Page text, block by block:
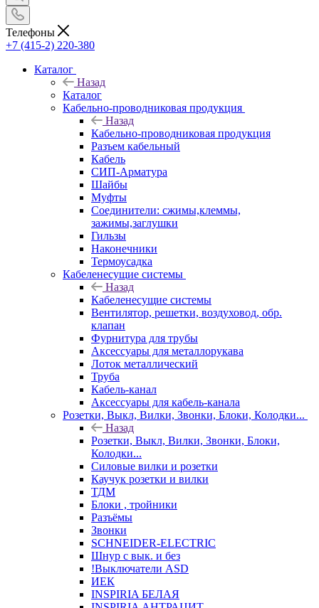
Телефоны
+7 (415-2) 220-380
Каталог
Назад
Каталог
Кабельно-проводниковая продукция
Назад
Кабельно-проводниковая продукция
Разъем кабельный
Кабель
СИП-Арматура
Шайбы
Муфты
Соединители: сжимы,клеммы,
зажимы,заглушки
Гильзы
Наконечники
Термоусадка
Кабеленесущие системы
Назад
Кабеленесущие системы
Вентилятор, решетки, воздуховод, обр.
клапан
Фурнитура для трубы
Аксессуары для металлорукава
Лоток металлический
Труба
Кабель-канал
Аксессуары для кабель-канала
Розетки, Выкл, Вилки, Звонки, Блоки, Колодки...
Назад
Розетки, Выкл, Вилки, Звонки, Блоки,
Колодки...
Силовые вилки и розетки
Каучук розетки и вилки
ТДМ
Блоки , тройники
Разъёмы
Звонки
SCHNEIDER-ELECTRIC
Шнур с вык. и без
!Выключатели ASD
ИЕК
INSPIRIA БЕЛАЯ